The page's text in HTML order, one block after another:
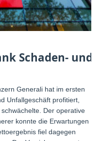
Schaden- und
Generali hat im ersten
Unfallgeschäft profitiert,
Der operative
konnte die Erwartungen
fiel dagegen